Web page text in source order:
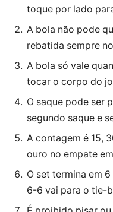
toque por lado
A bola não pode
rebatida sempre
A bola só vale
tocar o corpo do
O saque pode ser
segundo saque e
A contagem é 15,
ouro no empate
O set termina em
6-6 vai para o tie-